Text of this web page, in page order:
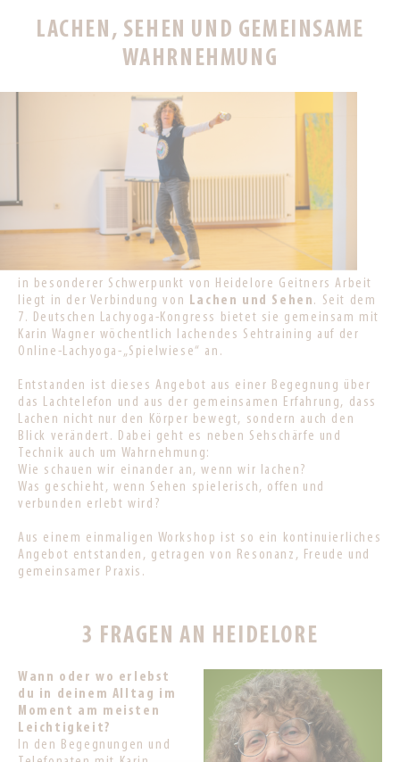
LACHEN, SEHEN UND GEMEINSAME
WAHRNEHMUNG
in besonderer Schwerpunkt von Heidelore Geitners Arbeit
liegt in der Verbindung von
Lachen und Sehen. Seit dem
7. Deutschen Lachyoga-Kongress bietet sie gemeinsam mit
Karin Wagner wöchentlich lachendes Sehtraining auf der
Online-Lachyoga-„Spielwiese“ an.
Entstanden ist dieses Angebot aus einer Begegnung über
das Lachtelefon und aus der gemeinsamen Erfahrung, dass
Lachen nicht nur den Körper bewegt, sondern auch den
Blick verändert. Dabei geht es neben Sehschärfe und
Technik auch um Wahrnehmung:
Wie schauen wir einander an, wenn wir lachen?
Was geschieht, wenn Sehen spielerisch, offen und
verbunden erlebt wird?
Aus einem einmaligen Workshop ist so ein kontinuierliches
Angebot entstanden, getragen von Resonanz, Freude und
gemeinsamer Praxis.
3 FRAGEN AN HEIDELORE
Wann oder wo erlebst
du in deinem Alltag im
Moment am meisten
Leichtigkeit?
In den Begegnungen und